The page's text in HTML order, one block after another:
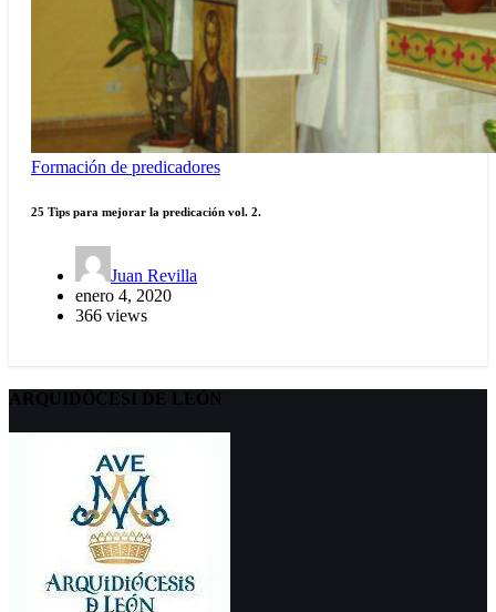
Formación de predicadores
25 Tips para mejorar la predicación vol. 2.
Juan Revilla
enero 4, 2020
366 views
ARQUIDÖCESI DE LEÓN